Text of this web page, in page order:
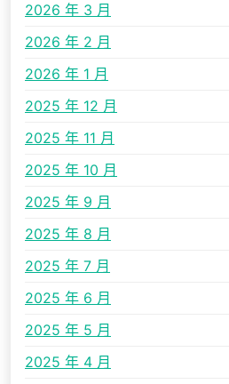
2026 年 3 月
2026 年 2 月
2026 年 1 月
2025 年 12 月
2025 年 11 月
2025 年 10 月
2025 年 9 月
2025 年 8 月
2025 年 7 月
2025 年 6 月
2025 年 5 月
2025 年 4 月